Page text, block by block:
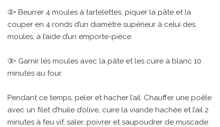
②• Beurrer 4 moules à tartelettes, piquer la pâte et la
couper en 4 ronds d’un diamètre supérieur à celui des
moules, à l’aide d’un emporte-pièce.
③• Garnir les moules avec la pâte et les cuire à blanc 10
minutes au four.
Pendant ce temps, peler et hacher l’ail. Chauffer une poêle
avec un filet d’huile d’olive, cuire la viande hachée et l’ail 2
minutes à feu vif, saler, poivrer et saupoudrer de muscade